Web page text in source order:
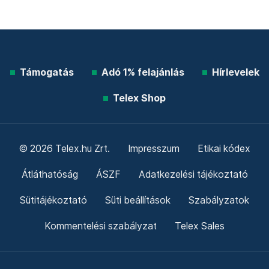
Támogatás Adó 1% felajánlás Hírlevelek
Telex Shop
© 2026 Telex.hu Zrt. Impresszum Etikai kódex
Átláthatóság ÁSZF Adatkezelési tájékoztató
Sütitájékoztató Süti beállítások Szabályzatok
Kommentelési szabályzat Telex Sales